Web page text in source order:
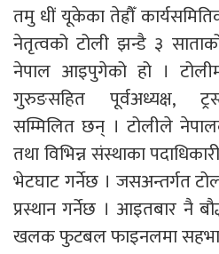
तमु धीं यूकेका तेह्रौँ
नेतृत्वको टोली झन्डै ३
नेपाल आइपुगेको हो ।
गुरुङसहित पूर्वअध्यक्ष,
सम्मिलित छन् । टोलीले
तथा विभिन्न संस्थाका
भेटघाट गर्नेछ । जसअन्तर्गत
प्रस्थान गर्नेछ । आइतबार नै
खलक फुटबल फाइनलमा